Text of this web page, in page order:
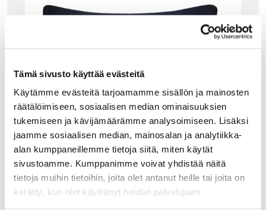
Tämä sivusto käyttää evästeitä
Käytämme evästeitä tarjoamamme sisällön ja mainosten
räätälöimiseen, sosiaalisen median ominaisuuksien
tukemiseen ja kävijämäärämme analysoimiseen. Lisäksi
jaamme sosiaalisen median, mainosalan ja analytiikka-
alan kumppaneillemme tietoja siitä, miten käytät
sivustoamme. Kumppanimme voivat yhdistää näitä
tietoja muihin tietoihin, joita olet antanut heille tai joita on
kerätty, kun olet käyttänyt heidän palvelujaan.